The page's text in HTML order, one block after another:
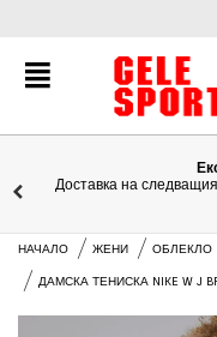
Доставка на
НАЧАЛО ЖЕНИ ОБЛЕКЛО
ДАМСКА ТЕНИСКА NIKE W J